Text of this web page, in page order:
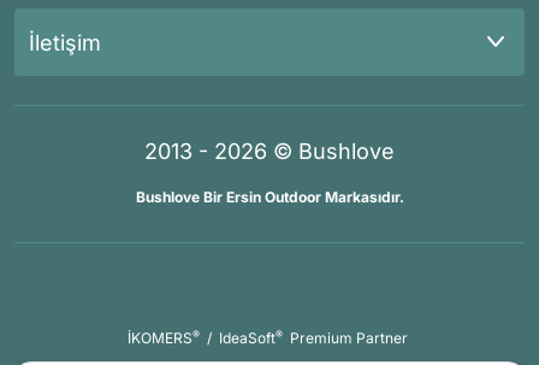
İletişim
2013 - 2026 © Bushlove
Bushlove Bir Ersin Outdoor Markasıdır.
İKOMERS® / IdeaSoft® Premium Partner